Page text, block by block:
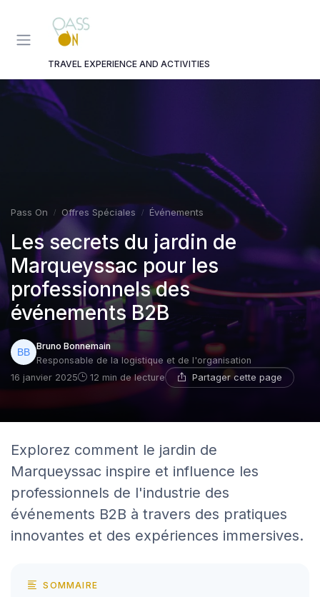
TRAVEL EXPERIENCE AND ACTIVITIES
Pass On Offres Spéciales Événements
Les secrets du jardin de
Marqueyssac pour les
professionnels des
événements B2B
Bruno Bonnemain
Responsable de la logistique et de l'organisation
16 janvier 2025
12 min de lecture Partager cette page
Explorez comment le jardin de
Marqueyssac inspire et influence les
professionnels de l'industrie des
événements B2B à travers des pratiques
innovantes et des expériences immersives.
SOMMAIRE